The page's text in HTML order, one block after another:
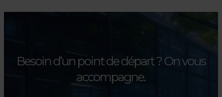
l’évaluation et la valorisation
Besoin d’un point de départ ?On vous
accompagne.